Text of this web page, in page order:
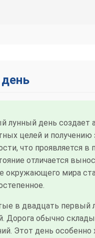
лунный день создает
целей и
что проявляется
отличается
окружающего мира
в двадцать первый
Дорога обычно
Этот день